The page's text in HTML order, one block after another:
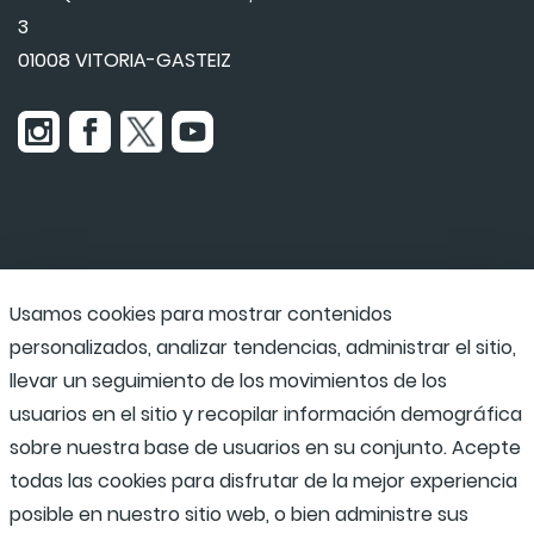
Udaraba
Programas escolares
3
01008 VITORIA-GASTEIZ
Usamos cookies para mostrar contenidos
personalizados, analizar tendencias, administrar el sitio,
llevar un seguimiento de los movimientos de los
usuarios en el sitio y recopilar información demográfica
sobre nuestra base de usuarios en su conjunto. Acepte
todas las cookies para disfrutar de la mejor experiencia
posible en nuestro sitio web, o bien administre sus